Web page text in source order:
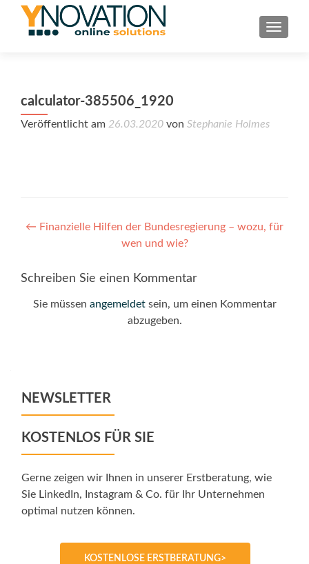
calculator-385506_1920
Veröffentlicht am 26.03.2020 von Stephanie Holmes
Post
← Finanzielle Hilfen der Bundesregierung – wozu, für
wen und wie?
Schreiben Sie einen Kommentar
Sie müssen angemeldetsein, um einen Kommentar
abzugeben.
NEWSLETTER
KOSTENLOS FÜR SIE
Gerne zeigen wir Ihnen in unserer Erstberatung, wie
Sie LinkedIn, Instagram & Co. für Ihr Unternehmen
optimal nutzen können.
KOSTENLOSE ERSTBERATUNG>